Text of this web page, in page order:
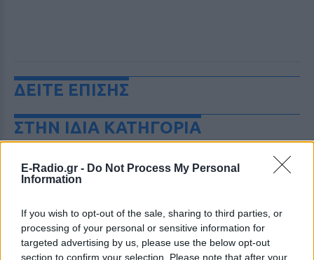
E-Radio.gr - Do Not Process My Personal
Information
If you wish to opt-out of the sale, sharing to third parties, or
processing of your personal or sensitive information for
targeted advertising by us, please use the below opt-out
section to confirm your selection. Please note that after your
ΔΕΙΤΕ ΕΠΙΣΗΣ
ΣΤΗΝ ΙΔΙΑ ΚΑΤΗΓΟΡΙΑ
Μυστράς: «Δεν ήταν οικονομικό
το κίνητρο» υποστηρίζει ο
καταψύκτη
ΠΡΙΝ 10 ΏΡΕΣ
Ο ίδιος δήλωσε ότι ο πελάτης του είχε